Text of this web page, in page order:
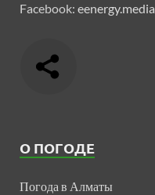
Facebook: eenergy.media
О ПОГОДЕ
Погода в Алматы